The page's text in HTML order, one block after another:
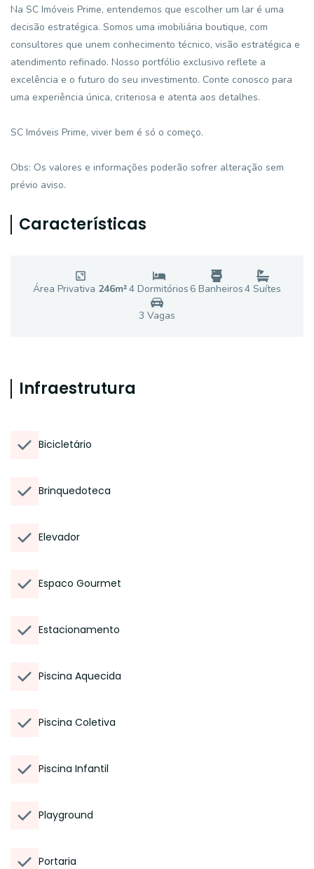
Na SC Imóveis Prime, entendemos que escolher um lar é uma
decisão estratégica. Somos uma imobiliária boutique, com
consultores que unem conhecimento técnico, visão estratégica e
atendimento refinado. Nosso portfólio exclusivo reflete a
excelência e o futuro do seu investimento. Conte conosco para
uma experiência única, criteriosa e atenta aos detalhes.
SC Imóveis Prime, viver bem é só o começo.
Obs: Os valores e informações poderão sofrer alteração sem
prévio aviso.
Características
Área Privativa 246m²4 Dormitórios 6 Banheiros4 Suítes
3 Vagas
Infraestrutura
Bicicletário
Brinquedoteca
Elevador
Espaco Gourmet
Estacionamento
Piscina Aquecida
Piscina Coletiva
Piscina Infantil
Playground
Portaria